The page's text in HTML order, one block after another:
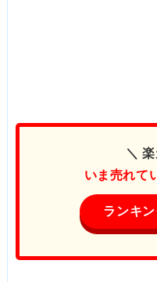
＼
いま売れて
ランキン